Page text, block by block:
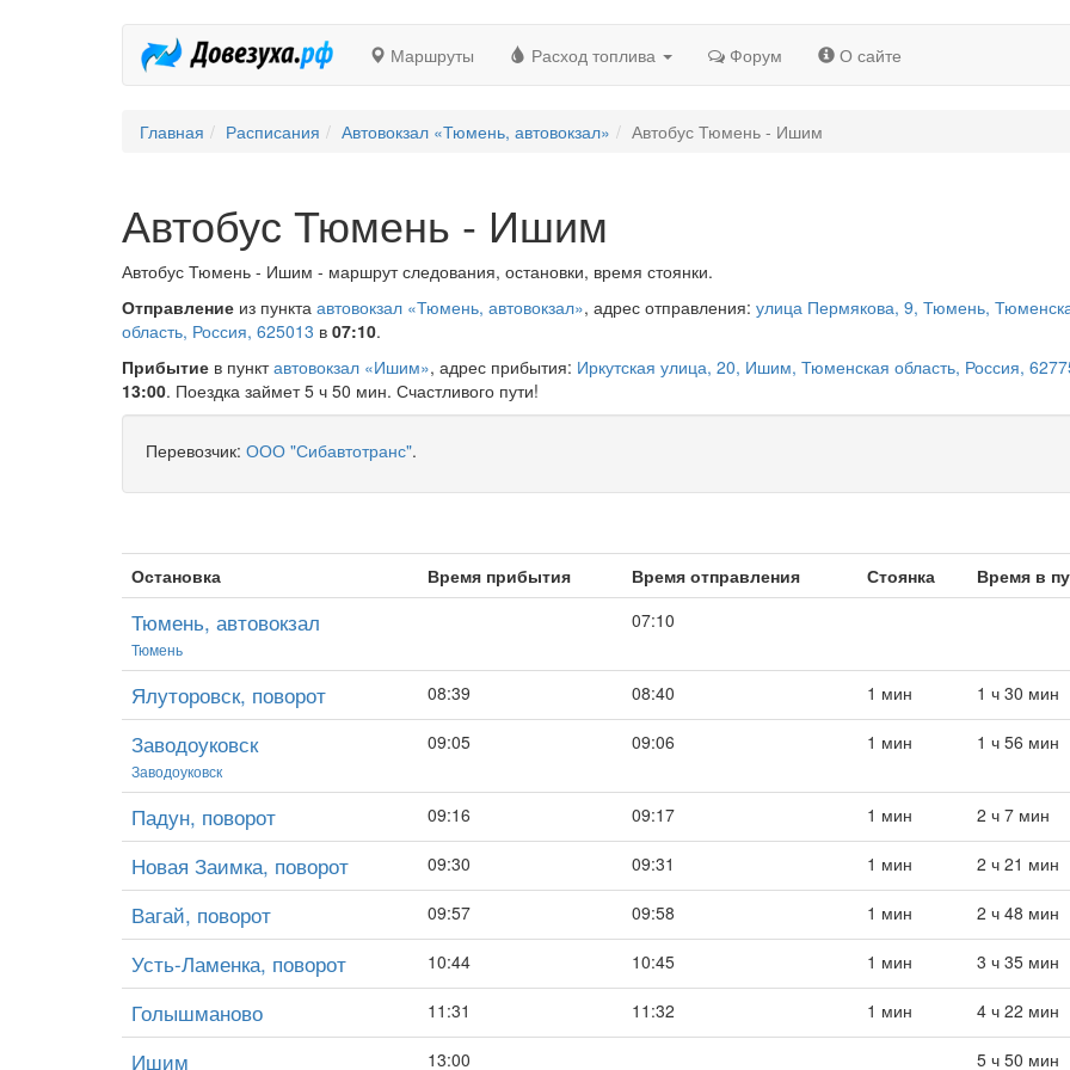
Маршруты Расход топлива Форум О сайте
Главная Расписания Автовокзал «Тюмень, автовокзал» Автобус Тюмень - Ишим
Автобус Тюмень - Ишим
Автобус Тюмень - Ишим - маршрут следования, остановки, время стоянки.
Отправление из пункта автовокзал «Тюмень, автовокзал», адрес отправления: улица Пермякова, 9, Тюмень,
область, Россия, 625013 в 07:10.
Прибытие в пунктавтовокзал «Ишим», адрес прибытия: Иркутская улица, 20, Ишим, Тюменская область, Россия,
13:00. Поездка займет 5 ч 50 мин. Счастливого пути!
Перевозчик: ООО "Сибавтотранс".
Остановка Время прибытия Время отправления Стоянка Время в
Тюмень, автовокзал
Тюмень
07:10
Ялуторовск, поворот 08:39 08:40 1 мин 1 ч 30 мин
Заводоуковск
Заводоуковск
09:05 09:06 1 мин 1 ч 56 мин
Падун, поворот 09:16 09:17 1 мин 2 ч 7 мин
Новая Заимка, поворот 09:30 09:31 1 мин 2 ч 21 мин
Вагай, поворот 09:57 09:58 1 мин 2 ч 48 мин
Усть-Ламенка, поворот 10:44 10:45 1 мин 3 ч 35 мин
Голышманово 11:31 11:32 1 мин 4 ч 22 мин
Ишим 13:00 5 ч 50 мин